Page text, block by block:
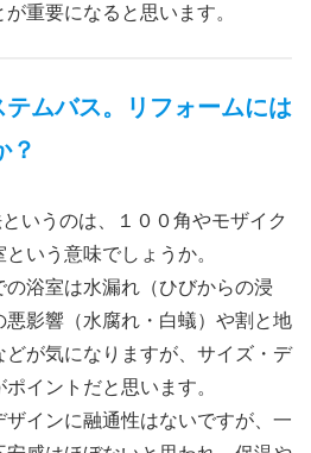
重要になると思います。
ムバス。リフォームには
？
いうのは、１００角やモザイク
いう意味でしょうか。
浴室は水漏れ（ひびからの浸
影響（水腐れ・白蟻）や割と地
が気になりますが、サイズ・デ
イントだと思います。
インに融通性はないですが、一